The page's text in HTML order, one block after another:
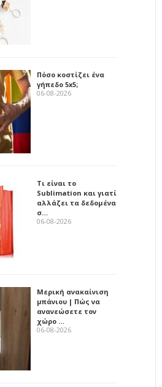
Πόσο κοστίζει ένα
γήπεδο 5x5;
06-08-2026
Τι είναι το
Sublimation και γιατί
αλλάζει τα δεδομένα
σ…
06-08-2026
Μερική ανακαίνιση
μπάνιου | Πώς να
ανανεώσετε τον
χώρο …
06-08-2026